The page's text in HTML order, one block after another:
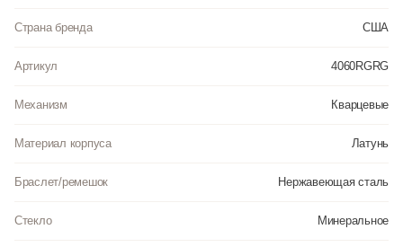
Страна бренда США
Артикул 4060RGRG
Механизм Кварцевые
Материал корпуса Латунь
Браслет/ремешок Нержавеющая сталь
Стекло Минеральное